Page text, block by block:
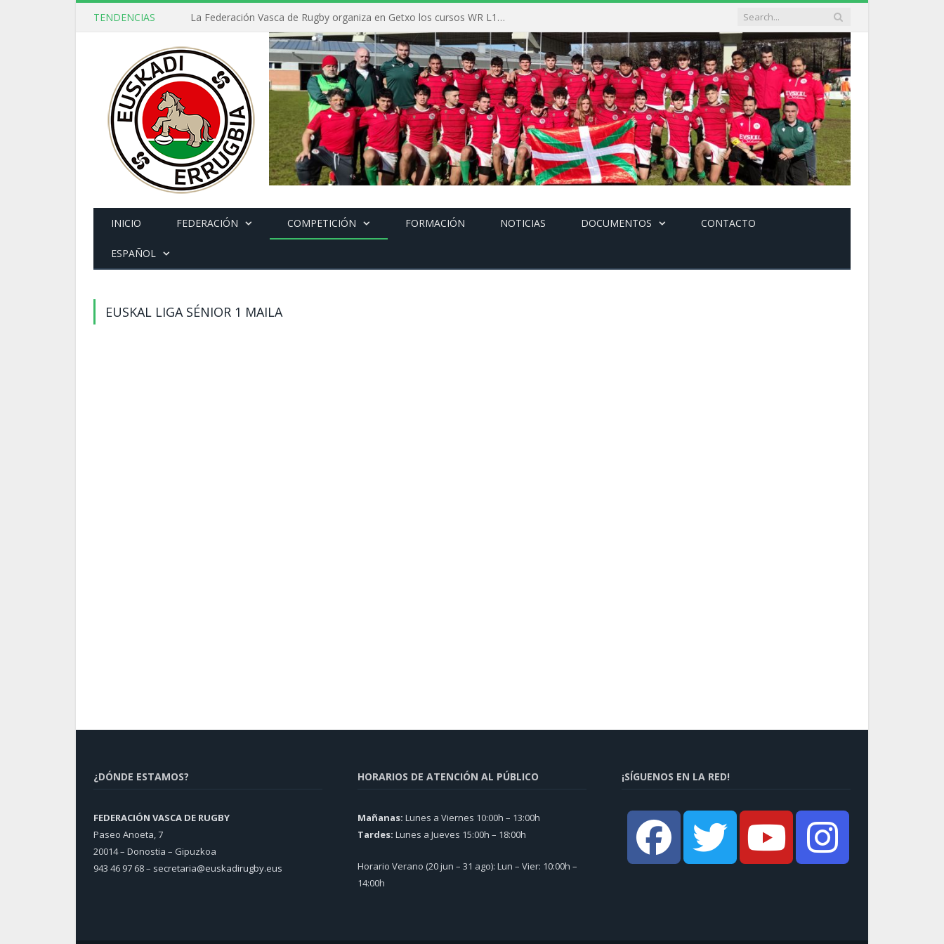
TENDENCIAS La Federación Vasca de Rugby organiza en Getxo los cursos WR L1, WR L2 y N1 durante el mes de septiembre
INICIO FEDERACIÓN COMPETICIÓN FORMACIÓN NOTICIAS DOCUMENTOS CONTACTO
ESPAÑOL
EUSKAL LIGA SÉNIOR 1 MAILA
¿DÓNDE ESTAMOS?
FEDERACIÓN VASCA DE RUGBY
Paseo Anoeta, 7
20014 – Donostia – Gipuzkoa
943 46 97 68 – secretaria@euskadirugby.eus
HORARIOS DE ATENCIÓN AL PÚBLICO
Mañanas: Lunes a Viernes 10:00h – 13:00h
Tardes: Lunes a Jueves 15:00h – 18:00h
Horario Verano (20 jun – 31 ago): Lun – Vier: 10:00h –
14:00h
¡SÍGUENOS EN LA RED!